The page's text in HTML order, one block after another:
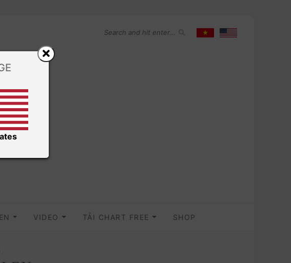
VIDEO TẢI CHART FREE SHOP